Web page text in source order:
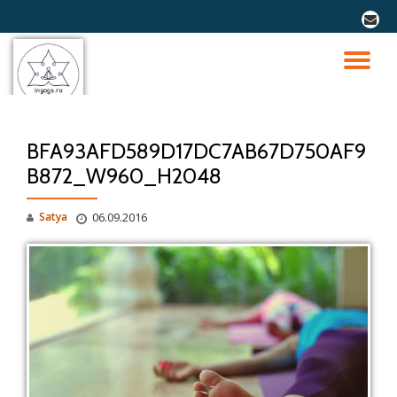
Перейти
содержимому
fa-
BFA93AFD589D17DC7AB67D750AF9
B872_W960_H2048
Satya 06.09.2016